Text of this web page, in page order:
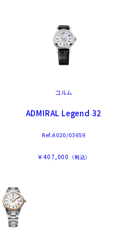
コルム
ADMIRAL Legend 32
Ref.A020/03659
￥407,000 （税込）